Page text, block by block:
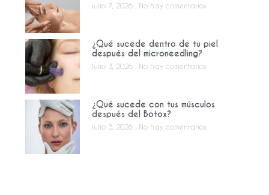
julio 7, 2026 No hay comentarios
¿Qué sucede dentro de tu piel
después del microneedling?
julio 3, 2026 No hay comentarios
¿Qué sucede con tus músculos
después del Botox?
julio 3, 2026 No hay comentarios